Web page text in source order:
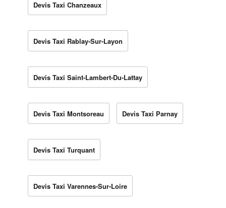
Devis Taxi Chanzeaux
Devis Taxi Rablay-Sur-Layon
Devis Taxi Saint-Lambert-Du-Lattay
Devis Taxi Montsoreau Devis Taxi Parnay
Devis Taxi Turquant
Devis Taxi Varennes-Sur-Loire